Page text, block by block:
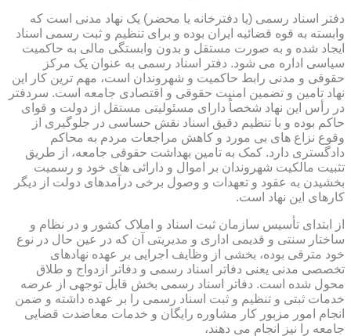
دفتر اسناد رسمی (یا دفترخانه یا محضر) یک نهاد مدنی است که
وابسته به قوه قضائیه ایران بوده و برای تنظیم و ثبت رسمی اسناد
ایجاد شده و به صورت مستقل و بدون وابستگی مالی به حاکمیت
سیاسی اداره می شود. دفتر اسناد رسمی به عنوان یک مرکز
حقوقی و مدنی رابط حاکمیت و شهروندان است، مهم ترین کار این
نهاد تامین و تضمین امنیت حقوقی و اقتصادی جامعه است. سردفتر
در رأس این نهاد شخصاً دارای مسئولیتی مستقل از دولت و قوای
حاکم بوده و با تنظیم دقیق اسناد نقش حساسی در جلوگیری از
وقوع نزاع های بی مورد و کاهش مراجعات مردم به محاکم
دادگستری دارد. کمک به تامین بهداشت حقوقی جامعه، از طریق
تثبیت مالکیت شهروندان بر اموال و دارائی های خود و رسمیت
بخشیدن به عقود و تعهدات و وصول برخی درآمدهای دولت از دیگر
کارهای این نهاد است.
از ابتدای تأسیس سازمان ثبت اسناد و املاک کشور و در نظام و
ساختار سنتی و قدیمی اداری و مدیریتی آن که در عین حال در نوع
خود مترقی بوده، بخشی از وظایف اجرایی بر عهده نهادهای
تخصصی مدنی یعنی دفاتر اسناد رسمی و دفاتر ازدواج و طلاق
محول شده است. دفاتر اسناد رسمی بخش قابل توجهی از عرضه
خدمات ثبتی و تنظیم و ثبت اسناد رسمی را بر عهده داشته و ضمن
انجام امور مزبور کار مشاوره رایگان و خدمات معاضدت قضایی
جامعه را نیز انجام می دهند،